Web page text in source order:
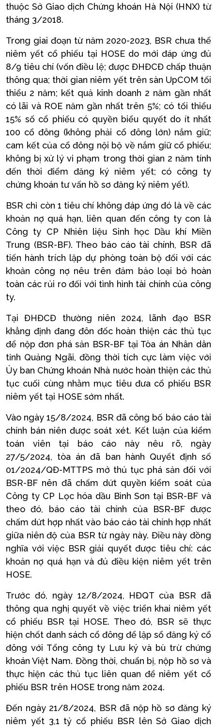
thuộc Sở Giao dịch Chứng khoán Hà Nội (HNX) từ
tháng 3/2018.
Trong giai đoạn từ năm 2020-2023, BSR chưa thể
niêm yết cổ phiếu tại HOSE do mới đáp ứng đủ
8/9 tiêu chí (vốn điều lệ; được ĐHĐCĐ chấp thuận
thông qua; thời gian niêm yết trên sàn UpCOM tối
thiểu 2 năm; kết quả kinh doanh 2 năm gần nhất
có lãi và ROE năm gần nhất trên 5%; có tối thiểu
15% số cổ phiếu có quyền biểu quyết do ít nhất
100 cổ đông (không phải cổ đông lớn) nắm giữ;
cam kết của cổ đông nội bộ về nắm giữ cổ phiếu;
không bị xử lý vi phạm trong thời gian 2 năm tính
đến thời điểm đăng ký niêm yết; có công ty
chứng khoán tư vấn hồ sơ đăng ký niêm yết).
BSR chỉ còn 1 tiêu chí không đáp ứng đó là về các
khoản nợ quá hạn, liên quan đến công ty con là
Công ty CP Nhiên liệu Sinh học Dầu khí Miền
Trung (BSR-BF). Theo báo cáo tài chính, BSR đã
tiến hành trích lập dự phòng toàn bộ đối với các
khoản công nợ nêu trên đảm bảo loại bỏ hoàn
toàn các rủi ro đối với tình hình tài chính của công
ty.
Tại ĐHĐCĐ thường niên 2024, lãnh đạo BSR
khẳng định đang đôn đốc hoàn thiện các thủ tục
để nộp đơn phá sản BSR-BF tại Tòa án Nhân dân
tỉnh Quảng Ngãi, đồng thời tích cực làm việc với
Ủy ban Chứng khoán Nhà nước hoàn thiện các thủ
tục cuối cùng nhằm mục tiêu đưa cổ phiếu BSR
niêm yết tại HOSE sớm nhất.
Vào ngày 15/8/2024, BSR đã công bố báo cáo tài
chính bán niên được soát xét. Kết luận của kiểm
toán viên tại báo cáo này nêu rõ, ngày
27/5/2024, tòa án đã ban hành Quyết định số
01/2024/QĐ-MTTPS mở thủ tục phá sản đối với
BSR-BF nên đã chấm dứt quyền kiểm soát của
Công ty CP Lọc hóa dầu Bình Sơn tại BSR-BF và
theo đó, báo cáo tài chính của BSR-BF được
chấm dứt hợp nhất vào báo cáo tài chính hợp nhất
giữa niên độ của BSR từ ngày này. Điều này đồng
nghĩa với việc BSR giải quyết được tiêu chí: các
khoản nợ quá hạn và đủ điều kiện niêm yết trên
HOSE.
Trước đó, ngày 12/8/2024, HĐQT của BSR đã
thông qua nghị quyết về việc triển khai niêm yết
cổ phiếu BSR tại HOSE. Theo đó, BSR sẽ thực
hiện chốt danh sách cổ đông để lập sổ đăng ký cổ
đông với Tổng công ty Lưu ký và bù trừ chứng
khoán Việt Nam. Đồng thời, chuẩn bị, nộp hồ sơ và
thực hiện các thủ tục liên quan để niêm yết cổ
phiếu BSR trên HOSE trong năm 2024.
Đến ngày 21/8/2024, BSR đã nộp hồ sơ đăng ký
niêm yết 3,1 tỷ cổ phiếu BSR lên Sở Giao dịch